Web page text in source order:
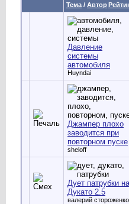
Тема / Автор
Давление
системы
автомобиля
Huyndai
Джампер плохо
заводится при
повторном пуске
sheloff
Дует патрубки на
Дукато 2.5
валерий стороженко